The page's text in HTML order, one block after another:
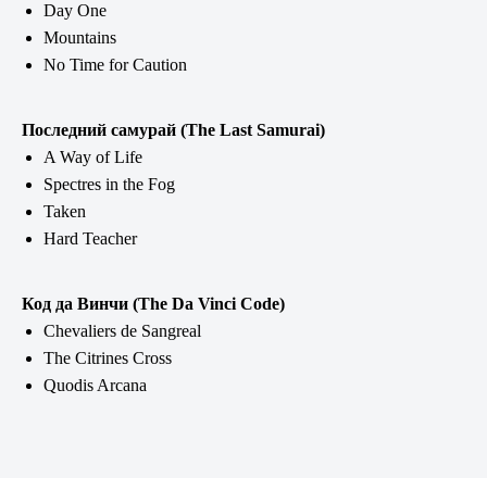
Day One
Mountains
No Time for Caution
Последний самурай (The Last Samurai)
A Way of Life
Spectres in the Fog
Taken
Hard Teacher
Код да Винчи (The Da Vinci Code)
Chevaliers de Sangreal
The Citrines Cross
Quodis Arcana